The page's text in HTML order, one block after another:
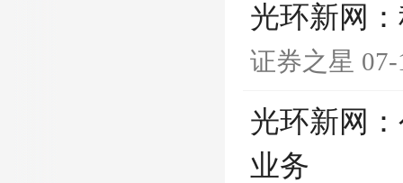
光环新网
证券之星
光环新网
业务